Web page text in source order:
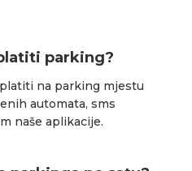
parking?
na parking mjestu
automata, sms
naše aplikacije.